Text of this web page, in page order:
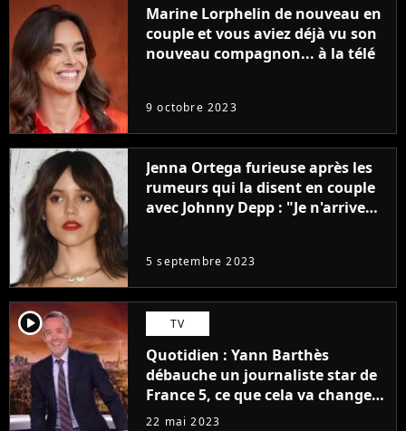
Marine Lorphelin de nouveau en
couple et vous aviez déjà vu son
nouveau compagnon... à la télé
9 octobre 2023
Jenna Ortega furieuse après les
rumeurs qui la disent en couple
avec Johnny Depp : "Je n'arrive
5 septembre 2023
player2 TV
Quotidien : Yann Barthès
débauche un journaliste star de
France 5, ce que cela va changer
à la rentrée
22 mai 2023